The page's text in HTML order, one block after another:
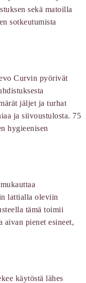
sekä matoilla
sotkeutumista
Curvin pyörivät
jäljet ja turhat
ja siivoustulosta. 75
hygieenisen
lattialla oleviin
tämä toimii
pienet esineet,
käytöstä lähes